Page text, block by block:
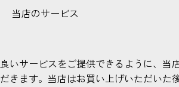
当店のサービス
いサービスをご提供できるように、当
きます。当店はお買い上げいただいた